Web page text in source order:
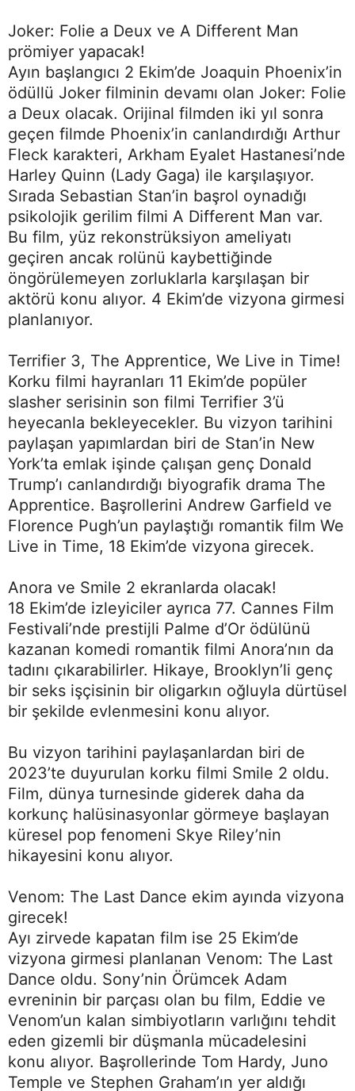
Joker: Folie a Deux ve A Different Man
prömiyer yapacak!
Ayın başlangıcı 2 Ekim’de Joaquin Phoenix’in
ödüllü Joker filminin devamı olan Joker: Folie
a Deux olacak. Orijinal filmden iki yıl sonra
geçen filmde Phoenix’in canlandırdığı Arthur
Fleck karakteri, Arkham Eyalet Hastanesi’nde
Harley Quinn (Lady Gaga) ile karşılaşıyor.
Sırada Sebastian Stan’in başrol oynadığı
psikolojik gerilim filmi A Different Man var.
Bu film, yüz rekonstrüksiyon ameliyatı
geçiren ancak rolünü kaybettiğinde
öngörülemeyen zorluklarla karşılaşan bir
aktörü konu alıyor. 4 Ekim’de vizyona girmesi
planlanıyor.
Terrifier 3, The Apprentice, We Live in Time!
Korku filmi hayranları 11 Ekim’de popüler
slasher serisinin son filmi Terrifier 3’ü
heyecanla bekleyecekler. Bu vizyon tarihini
paylaşan yapımlardan biri de Stan’in New
York’ta emlak işinde çalışan genç Donald
Trump’ı canlandırdığı biyografik drama The
Apprentice. Başrollerini Andrew Garfield ve
Florence Pugh’un paylaştığı romantik film We
Live in Time, 18 Ekim’de vizyona girecek.
Anora ve Smile 2 ekranlarda olacak!
18 Ekim’de izleyiciler ayrıca 77. Cannes Film
Festivali’nde prestijli Palme d’Or ödülünü
kazanan komedi romantik filmi Anora’nın da
tadını çıkarabilirler. Hikaye, Brooklyn’li genç
bir seks işçisinin bir oligarkın oğluyla dürtüsel
bir şekilde evlenmesini konu alıyor.
Bu vizyon tarihini paylaşanlardan biri de
2023’te duyurulan korku filmi Smile 2 oldu.
Film, dünya turnesinde giderek daha da
korkunç halüsinasyonlar görmeye başlayan
küresel pop fenomeni Skye Riley’nin
hikayesini konu alıyor.
Venom: The Last Dance ekim ayında vizyona
girecek!
Ayı zirvede kapatan film ise 25 Ekim’de
vizyona girmesi planlanan Venom: The Last
Dance oldu. Sony’nin Örümcek Adam
evreninin bir parçası olan bu film, Eddie ve
Venom’un kalan simbiyotların varlığını tehdit
eden gizemli bir düşmanla mücadelesini
konu alıyor. Başrollerinde Tom Hardy, Juno
Temple ve Stephen Graham’ın yer aldığı